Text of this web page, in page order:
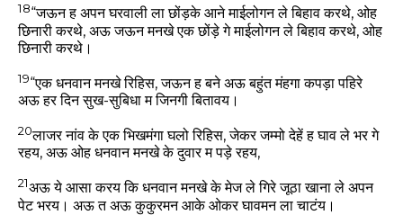
18“जऊन ह अपन घरवाली ला छोंड़के आने माईलोगन ले बिहाव करथे, ओह
छिनारी करथे, अऊ जऊन मनखे एक छोंड़े गे माईलोगन ले बिहाव करथे, ओह
छिनारी करथे।
19“एक धनवान मनखे रिहिस, जऊन ह बने अऊ बहुंत मंहगा कपड़ा पहिरे
अऊ हर दिन सुख-सुबिधा म जिनगी बितावय।
20लाजर नांव के एक भिखमंगा घलो रिहिस, जेकर जम्मो देहें ह घाव ले भर गे
रहय, अऊ ओह धनवान मनखे के दुवार म पड़े रहय,
21अऊ ये आसा करय कि धनवान मनखे के मेज ले गिरे जूठा खाना ले अपन
पेट भरय। अऊ त अऊ कुकुरमन आके ओकर घावमन ला चाटंय।